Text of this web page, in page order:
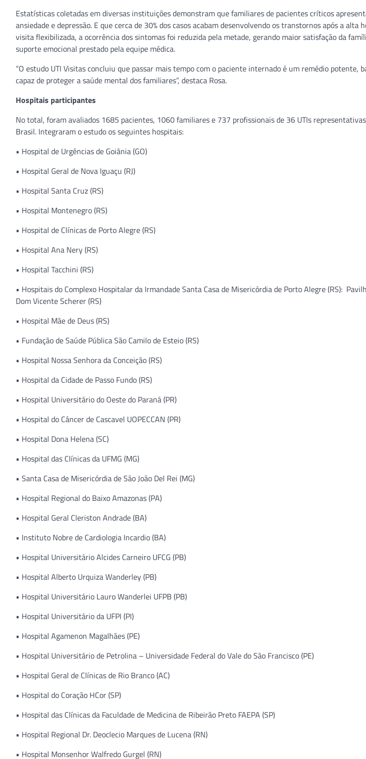
Estatísticas coletadas em diversas instituições demonstram que familiares de pacientes críticos
ansiedade e depressão. E que cerca de 30% dos casos acabam desenvolvendo os transtornos após a alta
visita flexibilizada, a ocorrência dos sintomas foi reduzida pela metade, gerando maior satisfação da
suporte emocional prestado pela equipe médica.
“O estudo UTI Visitas concluiu que passar mais tempo com o paciente internado é um remédio potente,
capaz de proteger a saúde mental dos familiares”, destaca Rosa.
Hospitais participantes
No total, foram avaliados 1685 pacientes, 1060 familiares e 737 profissionais de 36 UTIs
Brasil. Integraram o estudo os seguintes hospitais:
• Hospital de Urgências de Goiânia (GO)
• Hospital Geral de Nova Iguaçu (RJ)
• Hospital Santa Cruz (RS)
• Hospital Montenegro (RS)
• Hospital de Clínicas de Porto Alegre (RS)
• Hospital Ana Nery (RS)
• Hospital Tacchini (RS)
• Hospitais do Complexo Hospitalar da Irmandade Santa Casa de Misericórdia de Porto Alegre (RS):
Dom Vicente Scherer (RS)
• Hospital Mãe de Deus (RS)
• Fundação de Saúde Pública São Camilo de Esteio (RS)
• Hospital Nossa Senhora da Conceição (RS)
• Hospital da Cidade de Passo Fundo (RS)
• Hospital Universitário do Oeste do Paraná (PR)
• Hospital do Câncer de Cascavel UOPECCAN (PR)
• Hospital Dona Helena (SC)
• Hospital das Clínicas da UFMG (MG)
• Santa Casa de Misericórdia de São João Del Rei (MG)
• Hospital Regional do Baixo Amazonas (PA)
• Hospital Geral Cleriston Andrade (BA)
• Instituto Nobre de Cardiologia Incardio (BA)
• Hospital Universitário Alcides Carneiro UFCG (PB)
• Hospital Alberto Urquiza Wanderley (PB)
• Hospital Universitário Lauro Wanderlei UFPB (PB)
• Hospital Universitário da UFPI (PI)
• Hospital Agamenon Magalhães (PE)
• Hospital Universitário de Petrolina – Universidade Federal do Vale do São Francisco (PE)
• Hospital Geral de Clínicas de Rio Branco (AC)
• Hospital do Coração HCor (SP)
• Hospital das Clínicas da Faculdade de Medicina de Ribeirão Preto FAEPA (SP)
• Hospital Regional Dr. Deoclecio Marques de Lucena (RN)
• Hospital Monsenhor Walfredo Gurgel (RN)